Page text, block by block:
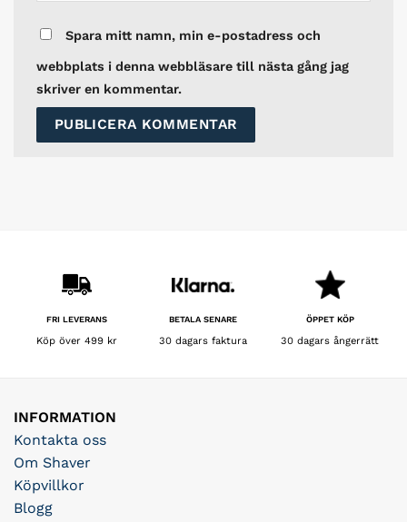
Spara mitt namn, min e-postadress och
webbplats i denna webbläsare till nästa gång jag
skriver en kommentar.
FRI LEVERANS
Köp över 499 kr
BETALA SENARE
30 dagars faktura
ÖPPET KÖP
30 dagars ångerrätt
INFORMATION
Kontakta oss
Om Shaver
Köpvillkor
Blogg